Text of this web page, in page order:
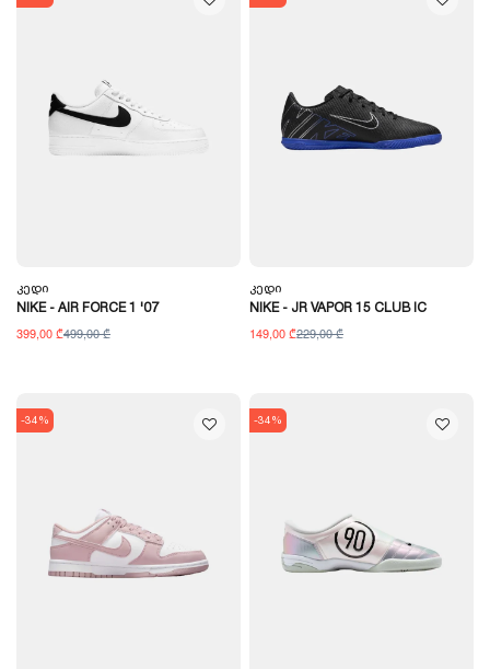
Კედი
NIKE - AIR FORCE 1 '07
399,00 ₾499,00 ₾
Კედი
NIKE - JR VAPOR 15 CLUB IC
149,00 ₾229,00 ₾
-34% -34%